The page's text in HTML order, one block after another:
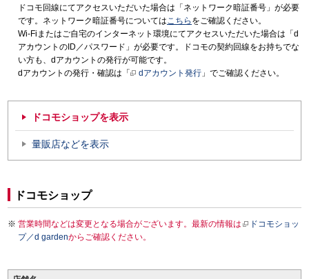
ドコモ回線にてアクセスいただいた場合は「ネットワーク暗証番号」が必要
です。ネットワーク暗証番号についてはこちら をご確認ください。
Wi-Fiまたはご自宅のインターネット環境にてアクセスいただいた場合は「d
アカウントのID／パスワード」が必要です。ドコモの契約回線をお持ちでな
い方も、dアカウントの発行が可能です。
dアカウントの発行・確認は「
dアカウント発行 」でご確認ください。
ドコモショップを表示
量販店などを表示
ドコモショップ
営業時間などは変更となる場合がございます。最新の情報は
ドコモショッ
プ／d gardenからご確認ください。